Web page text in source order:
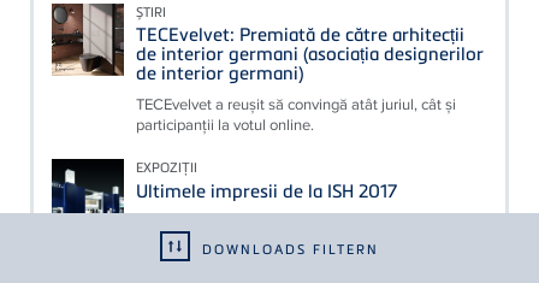
DOWNLOADS FILTERN
ȘTIRI
TECEvelvet: Premiată de către arhitecții
de interior germani (asociația designerilor
de interior germani)
TECEvelvet a reușit să convingă atât juriul, cât și
participanții la votul online.
EXPOZIȚII
Ultimele impresii de la ISH 2017
a analiza compania şi evoluţia sa şi de a privi spre
viitor.&nbsp;